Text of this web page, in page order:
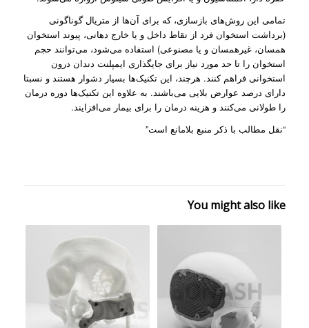
تمامی این روش‌های بازسازی، که برای آن‌ها از متریال گوناگونی
(برداشت استخوان فرد از نقاط داخل و یا خارج دهانی، پیوند استخوان
همسان، غیرهمسان و یا مصنوعی) استفاده می‌شود، می‌توانند حجم
استخوان را تا حد مورد نیاز برای جایگذاری ایمپلنت دندان درون
استخوانی فراهم کنند. هرچند، این تکنیک‌ها بسیار دشوار هستند و نسبتا
دارای درصد عوارض بلایی می‌باشند. به علاوه این تکنیک‌ها دوره درمان
را طولانی می‌کنند و هزینه درمان را برای بیمار می‌افزایند.
“نقل مطالب با ذکر منبع بلامانع است”
You might also like